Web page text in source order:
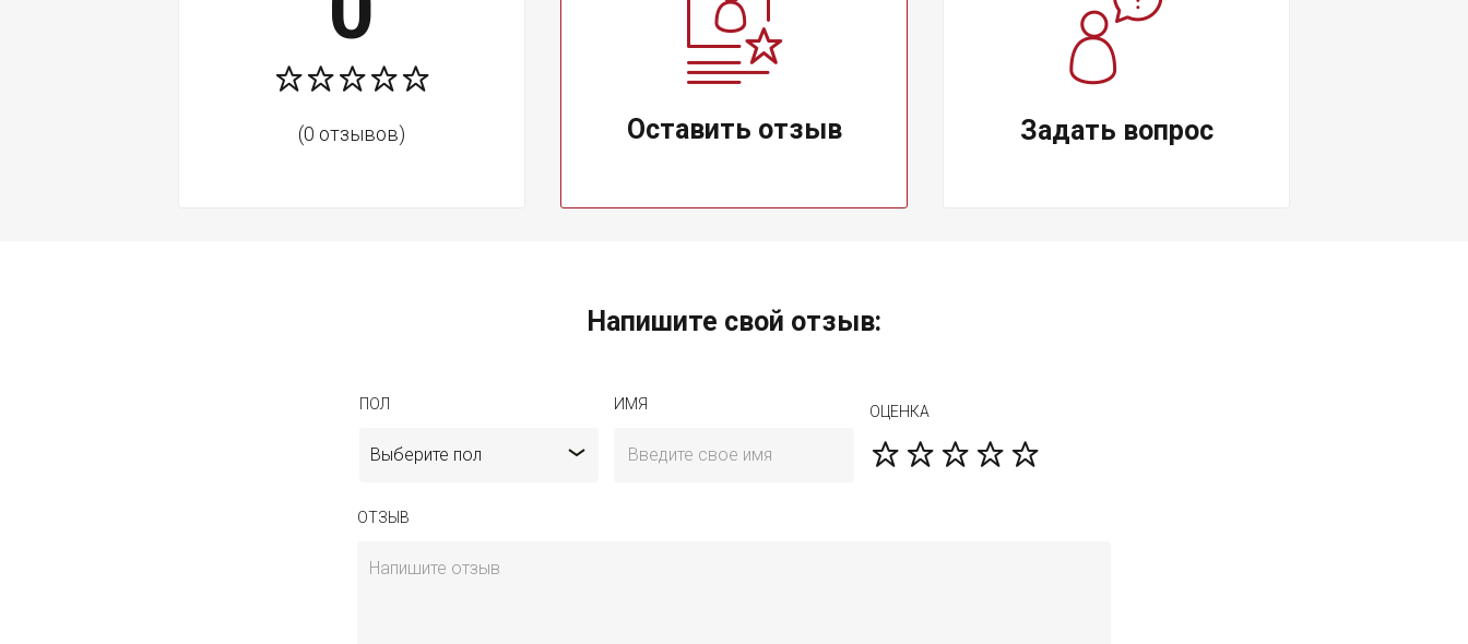
(0 отзывов) Оставить отзыв Задать вопрос
Напишите свой отзыв:
ПОЛ
Выберите пол
ИМЯ ОЦЕНКА
ОТЗЫВ